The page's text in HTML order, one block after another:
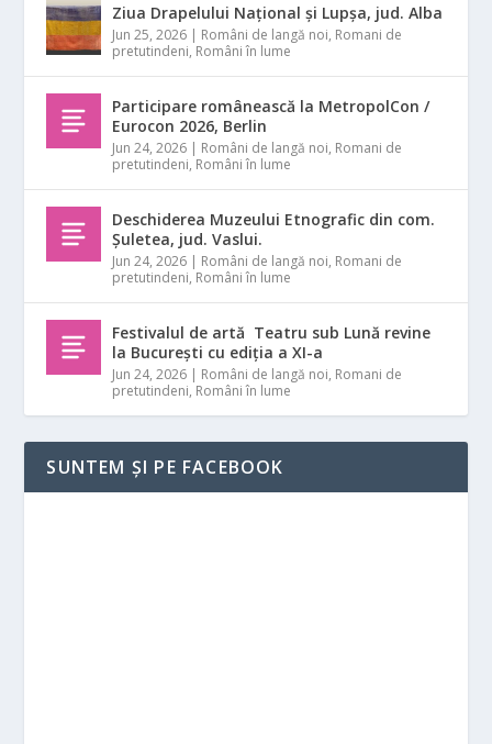
Ziua Drapelului Național și Lupșa, jud. Alba
Jun 25, 2026 | Români de langă noi, Romani de
pretutindeni, Români în lume
Participare românească la MetropolCon /
Eurocon 2026, Berlin
Jun 24, 2026 | Români de langă noi, Romani de
pretutindeni, Români în lume
Deschiderea Muzeului Etnografic din com.
Șuletea, jud. Vaslui.
Jun 24, 2026 | Români de langă noi, Romani de
pretutindeni, Români în lume
Festivalul de artă Teatru sub Lună revine
la București cu ediția a XI-a
Jun 24, 2026 | Români de langă noi, Romani de
pretutindeni, Români în lume
SUNTEM ȘI PE FACEBOOK